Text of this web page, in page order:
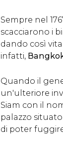
Sempre nel
scacciarono i
dando così
infatti,
Quando il
un'ulteriore
Siam con il
palazzo
di poter